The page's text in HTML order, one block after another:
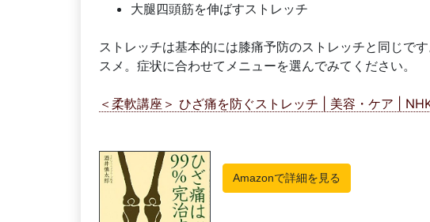
大腿四頭筋を伸ばすストレッチ
ストレッチは基本的には膝痛予防のストレッチと同じで
スメ。症状に合わせてメニューを選んでみてください。
＜柔軟講座＞ ひざ痛を防ぐストレッチ | 美容・ケア |